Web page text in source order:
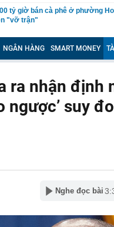
tỷ giờ bán cà phê ở phường
"vỡ trận"
người phụ nữ sốt cao liên tục,
báo mối nguy ít ai ngờ ngay
cảnh báo nóng, tuyên bố
dụng Android có thể âm thầm
hồi sinh phim Việt giờ vàng:
số trúng hơn 30 tỷ đồng vào
ty vệ sinh phải mất 2 ngày tìm
NGÂN HÀNG SMART MONEY
ra nhận định
ngược’ suy
Nghe đọc bài